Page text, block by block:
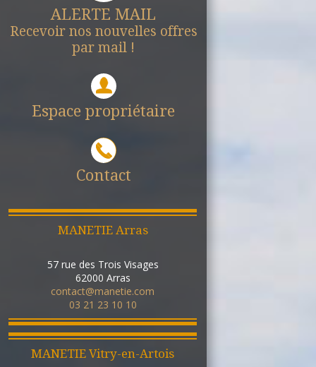
ALERTE MAIL
Recevoir nos nouvelles offres
par mail !
Espace propriétaire
Contact
MANETIE Arras
57 rue des Trois Visages
62000 Arras
contact@manetie.com
03 21 23 10 10
MANETIE Vitry-en-Artois